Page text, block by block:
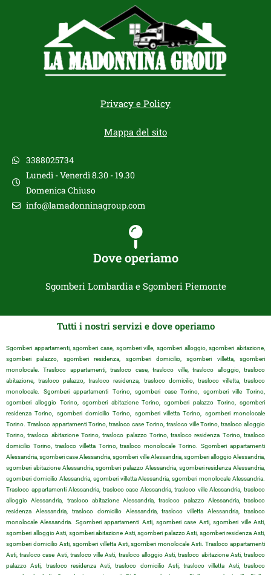
Privacy e Policy
Mappa del sito
3388025734
Lunedì - Venerdì 8.30 - 19.30
Domenica Chiuso
info@lamadonninagroup.com
Dove operiamo
Sgomberi Lombardia e Sgomberi Piemonte
Tutti i nostri servizi e dove operiamo
Sgomberi appartamenti, sgomberi case, sgomberi ville, sgomberi alloggio, sgomberi abitazione,
sgomberi palazzo, sgomberi residenza, sgomberi domicilio, sgomberi villetta, sgomberi
monolocale. Trasloco appartamenti, trasloco case, trasloco ville, trasloco alloggio, trasloco
abitazione, trasloco palazzo, trasloco residenza, trasloco domicilio, trasloco villetta, trasloco
monolocale. Sgomberi appartamenti Torino, sgomberi case Torino, sgomberi ville Torino,
sgomberi alloggio Torino, sgomberi abitazione Torino, sgomberi palazzo Torino, sgomberi
residenza Torino, sgomberi domicilio Torino, sgomberi villetta Torino, sgomberi monolocale
Torino. Trasloco appartamenti Torino, trasloco case Torino, trasloco ville Torino, trasloco alloggio
Torino, trasloco abitazione Torino, trasloco palazzo Torino, trasloco residenza Torino, trasloco
domicilio Torino, trasloco villetta Torino, trasloco monolocale Torino. Sgomberi appartamenti
Alessandria, sgomberi case Alessandria, sgomberi ville Alessandria, sgomberi alloggio Alessandria,
sgomberi abitazione Alessandria, sgomberi palazzo Alessandria, sgomberi residenza Alessandria,
sgomberi domicilio Alessandria, sgomberi villetta Alessandria, sgomberi monolocale Alessandria.
Trasloco appartamenti Alessandria, trasloco case Alessandria, trasloco ville Alessandria, trasloco
alloggio Alessandria, trasloco abitazione Alessandria, trasloco palazzo Alessandria, trasloco
residenza Alessandria, trasloco domicilio Alessandria, trasloco villetta Alessandria, trasloco
monolocale Alessandria. Sgomberi appartamenti Asti, sgomberi case Asti, sgomberi ville Asti,
sgomberi alloggio Asti, sgomberi abitazione Asti, sgomberi palazzo Asti, sgomberi residenza Asti,
sgomberi domicilio Asti, sgomberi villetta Asti, sgomberi monolocale Asti. Trasloco appartamenti
Asti, trasloco case Asti, trasloco ville Asti, trasloco alloggio Asti, trasloco abitazione Asti, trasloco
palazzo Asti, trasloco residenza Asti, trasloco domicilio Asti, trasloco villetta Asti, trasloco